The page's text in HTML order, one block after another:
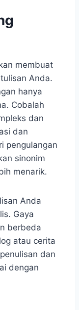
membuat
Anda.
hanya
Cobalah
dan
dan
pengulangan
sinonim
menarik.
Anda
Gaya
berbeda
atau cerita
dan
dengan